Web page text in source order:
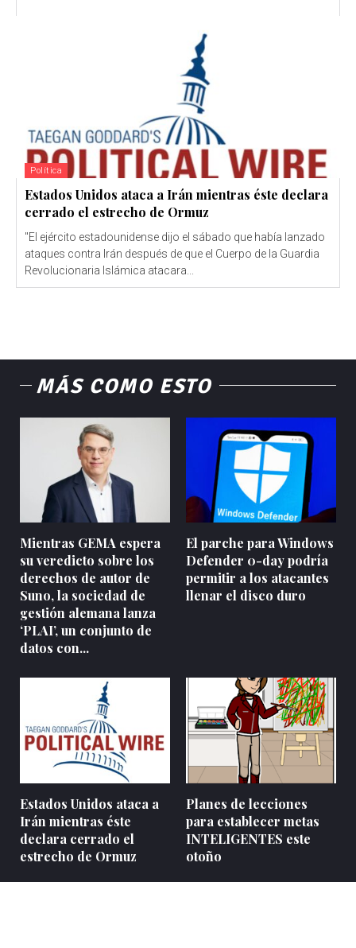
Política
Estados Unidos ataca a Irán mientras éste declara
cerrado el estrecho de Ormuz
"El ejército estadounidense dijo el sábado que había lanzado
ataques contra Irán después de que el Cuerpo de la Guardia
Revolucionaria Islámica atacara...
MÁS COMO ESTO
Mientras GEMA espera
su veredicto sobre los
derechos de autor de
Suno, la sociedad de
gestión alemana lanza
‘PLAI’, un conjunto de
datos con...
El parche para Windows
Defender 0-day podría
permitir a los atacantes
llenar el disco duro
Estados Unidos ataca a
Irán mientras éste
declara cerrado el
estrecho de Ormuz
Planes de lecciones
para establecer metas
INTELIGENTES este
otoño